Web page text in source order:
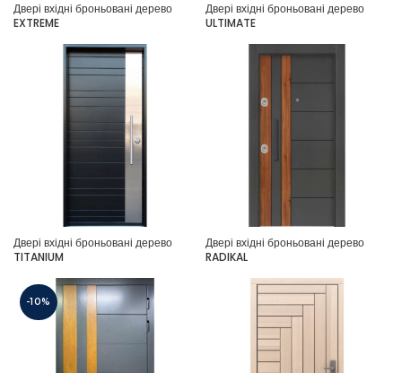
Двері вхідні броньовані дерево
EXTREME
Двері вхідні броньовані дерево
ULTIMATE
Двері вхідні броньовані дерево
TITANIUM
Двері вхідні броньовані дерево
RADIKAL
-10%